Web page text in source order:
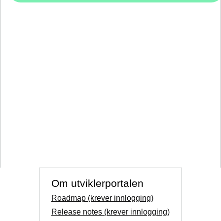
Om utviklerportalen
Roadmap (krever innlogging)
Release notes (krever innlogging)